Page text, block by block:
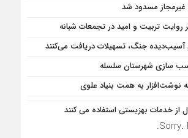
روایت تربیت و امید در تجمعات شبانه
سازی شهرستان سلسله
Sorry.